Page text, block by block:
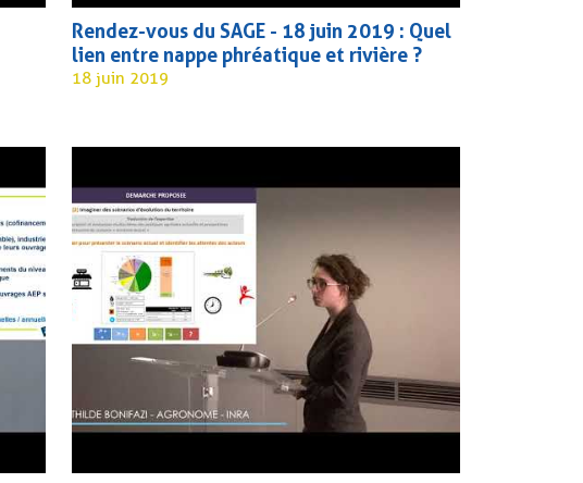
Rendez-vous du SAGE - 18 juin 2019 : Quel
lien entre nappe phréatique et rivière ?
18 juin 2019